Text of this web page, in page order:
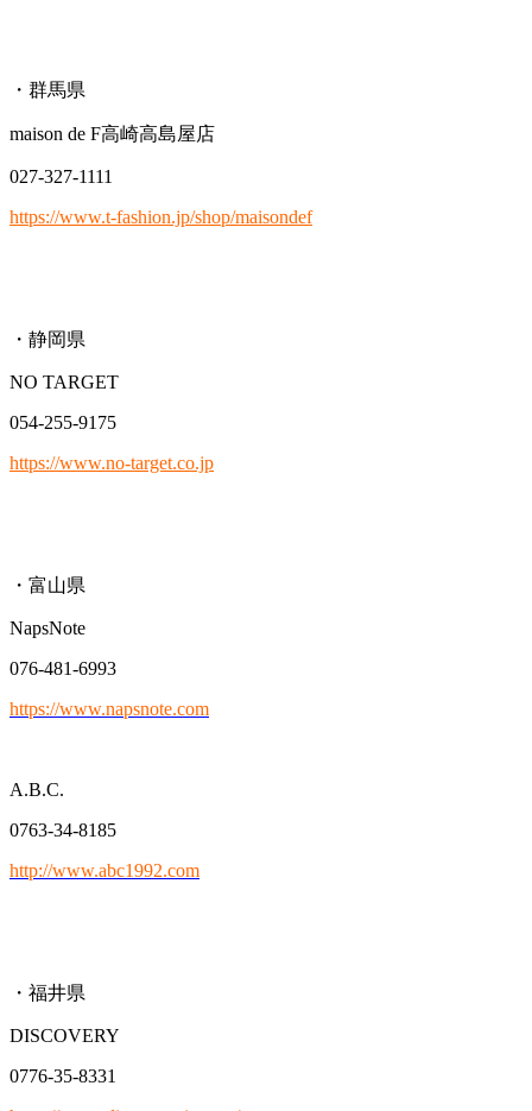
・群馬県
maison de F高崎高島屋店
027-327-1111
https://www.t-fashion.jp/shop/maisondef
・静岡県
NO TARGET
054-255-9175
https://www.no-target.co.jp
・富山県
NapsNote
076-481-6993
https://www.napsnote.com
A.B.C.
0763-34-8185
http://www.abc1992.com
・福井県
DISCOVERY
0776-35-8331